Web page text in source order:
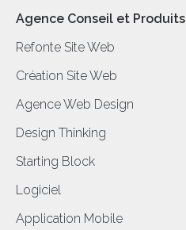
Agence Conseil et Produits
Refonte Site Web
Création Site Web
Agence Web Design
Design Thinking
Starting Block
Logiciel
Application Mobile